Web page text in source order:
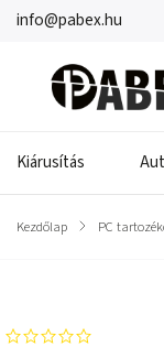
info@pabex.hu
Kiárusítás
Kezdőlap / PC